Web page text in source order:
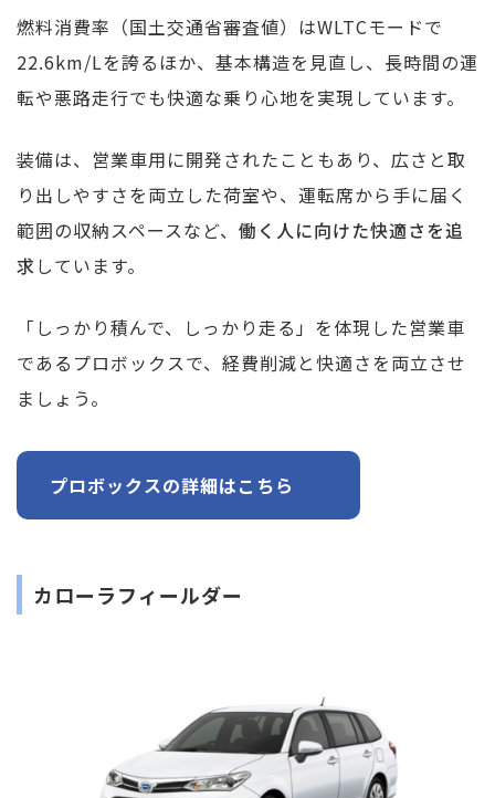
燃料消費率（国土交通省審査値）はWLTCモードで
22.6km/Lを誇るほか、基本構造を見直し、長時間の運
転や悪路走行でも快適な乗り心地を実現しています。
装備は、営業車用に開発されたこともあり、広さと取
り出しやすさを両立した荷室や、運転席から手に届く
範囲の収納スペースなど、 働く人に向けた快適さを追
求 しています。
「しっかり積んで、しっかり走る」を体現した営業車
であるプロボックスで、経費削減と快適さを両立させ
ましょう。
プロボックスの詳細はこちら
カローラフィールダー